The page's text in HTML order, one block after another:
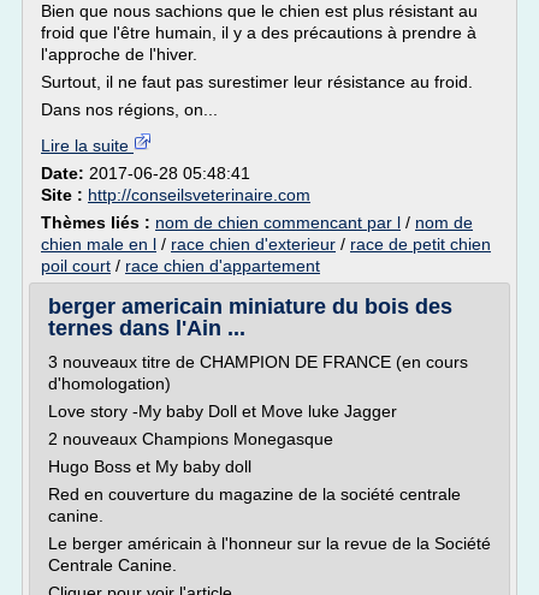
Bien que nous sachions que le chien est plus résistant au
froid que l'être humain, il y a des précautions à prendre à
l'approche de l'hiver.
Surtout, il ne faut pas surestimer leur résistance au froid.
Dans nos régions, on...
Lire la suite
Date: 2017-06-28 05:48:41
Site : http://conseilsveterinaire.com
Thèmes liés : nom de chien commencant par l / nom de
chien male en l / race chien d'exterieur / race de petit chien
poil court / race chien d'appartement
berger americain miniature du bois des
ternes dans l'Ain ...
3 nouveaux titre de CHAMPION DE FRANCE (en cours
d'homologation)
Love story -My baby Doll et Move luke Jagger
2 nouveaux Champions Monegasque
Hugo Boss et My baby doll
Red en couverture du magazine de la société centrale
canine.
Le berger américain à l'honneur sur la revue de la Société
Centrale Canine.